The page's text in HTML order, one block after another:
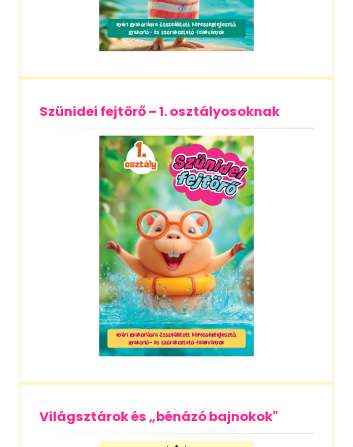
Szünidei fejtörő – 1. osztályosoknak
Világsztárok és „bénázó bajnokok"